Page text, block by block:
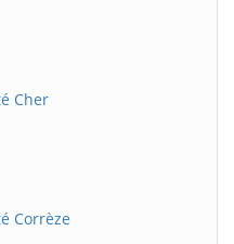
Cher
Corrèze